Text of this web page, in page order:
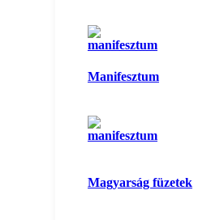
Manifesztum
Magyarság füzetek